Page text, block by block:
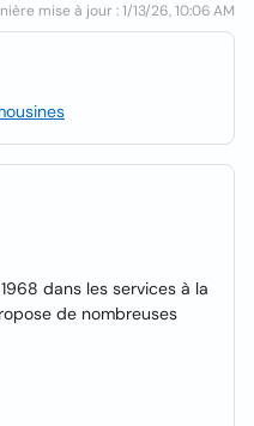
mise à jour : 1/13/26, 10:06 AM
dans les services à la
de nombreuses